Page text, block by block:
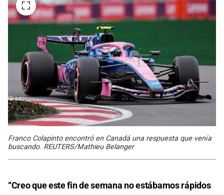
Franco Colapinto encontró en Canadá una respuesta que venía
buscando. REUTERS/Mathieu Belanger
“Creo que este fin de semana no estábamos rápidos